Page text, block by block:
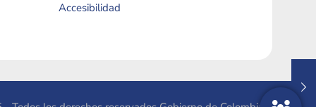
Accesibilidad